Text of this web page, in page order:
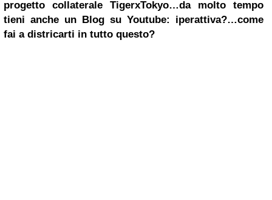
progetto collaterale TigerxTokyo…da molto tempo
tieni anche un Blog su Youtube: iperattiva?…come
fai a districarti in tutto questo?